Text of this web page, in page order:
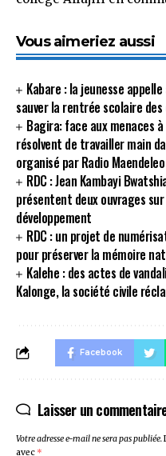
Vous aimeriez aussi
Kabare : la jeunesse
sauver la rentrée scolaire
Bagira: face aux menaces
résolvent de travailler main
organisé par Radio Maendeleo
RDC : Jean Kambayi
présentent deux ouvrages
développement
RDC : un projet de
pour préserver la mémoire
Kalehe : des actes de
Kalonge, la société civile
Facebook
Laisser un
Votre adresse e-mail ne sera pas publiée.
avec *